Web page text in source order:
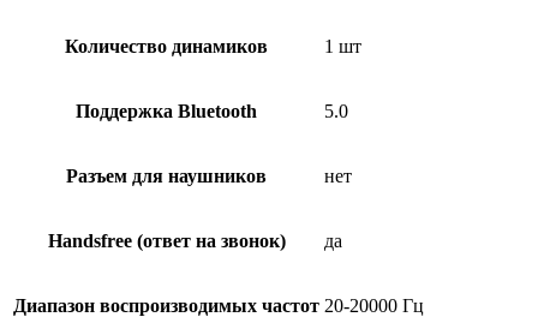
Количество динамиков 1 шт
Поддержка Bluetooth 5.0
Разъем для наушников нет
Handsfree (ответ на звонок) да
Диапазон воспроизводимых частот 20-20000 Гц